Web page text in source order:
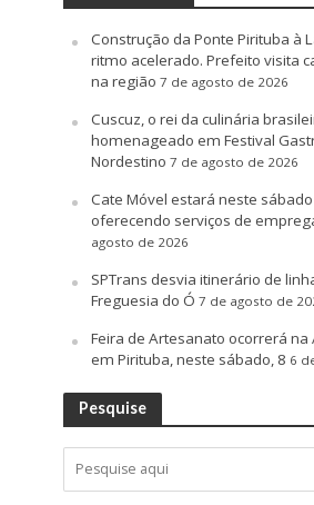
Construção da Ponte Pirituba à
ritmo acelerado. Prefeito visita
na região 7 de agosto de 2026
Cuscuz, o rei da culinária
homenageado em Festival
Nordestino 7 de agosto de 2026
Cate Móvel estará neste
oferecendo serviços de
agosto de 2026
SPTrans desvia itinerário de
Freguesia do Ó 7 de agosto de
Feira de Artesanato ocorrerá na
em Pirituba, neste sábado, 8 6
Pesquise